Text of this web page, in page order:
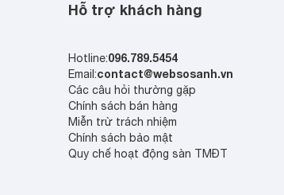
Hỗ trợ khách hàng
Hotline:096.789.5454
Email:contact@websosanh.vn
Các câu hỏi thường gặp
Chính sách bán hàng
Miễn trừ trách nhiệm
Chính sách bảo mật
Quy chế hoạt động sàn TMĐT